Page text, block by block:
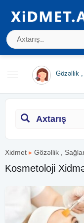
Gözəllik ,
Axtarış
Xidmet ▸ Gözəllik ,
Kosmetoloji